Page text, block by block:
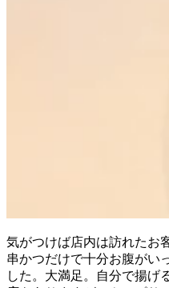
気がつけば店内は訪れたお
串かつだけで十分お腹がい
した。大満足。自分で揚げ